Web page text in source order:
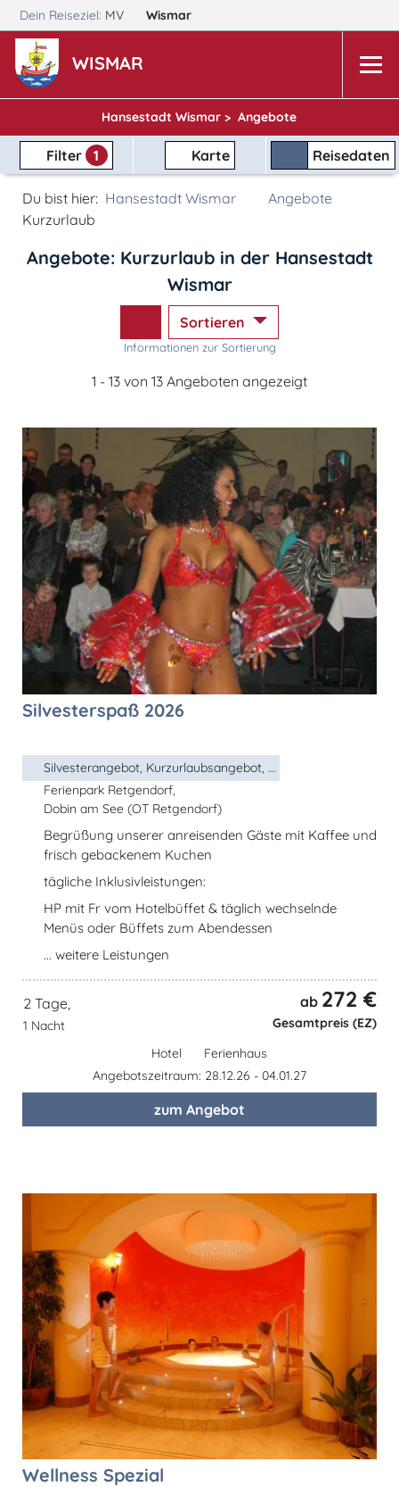
Dein Reiseziel: MV Wismar
WISMAR
Hansestadt Wismar > Angebote
Filter 1 Karte Reisedaten
Du bist hier: Hansestadt Wismar
Angebote
Kurzurlaub
Angebote: Kurzurlaub in der Hansestadt
Wismar
Sortieren
Informationen zur Sortierung
1 - 13 von 13 Angeboten angezeigt
Silvesterspaß 2026
Silvesterangebot, Kurzurlaubsangebot, ...
Ferienpark Retgendorf,
Dobin am See (OT Retgendorf)
Begrüßung unserer anreisenden Gäste mit Kaffee und
frisch gebackenem Kuchen
tägliche Inklusivleistungen:
HP mit Fr vom Hotelbüffet & täglich wechselnde
Menüs oder Büffets zum Abendessen
... weitere Leistungen
2 Tage,
1 Nacht
ab 272 €
Gesamtpreis (EZ)
Hotel
Ferienhaus
Angebotszeitraum: 28.12.26 - 04.01.27
zum Angebot
Wellness Spezial